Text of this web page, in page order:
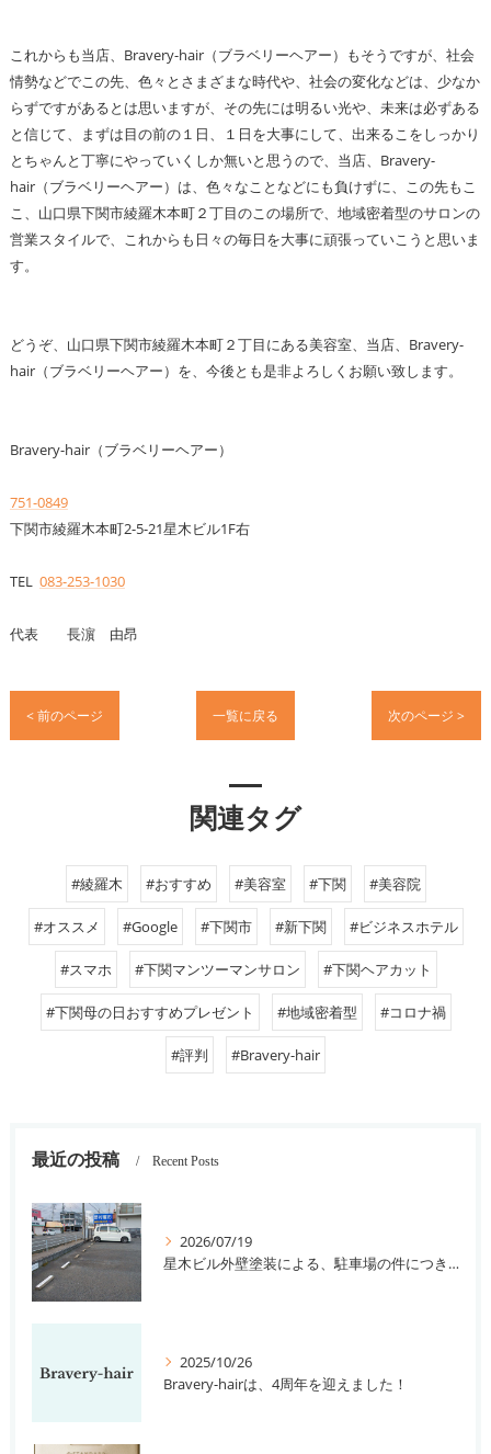
これからも当店、Bravery-hair（ブラベリーヘアー）もそうですが、社会
情勢などでこの先、色々とさまざまな時代や、社会の変化などは、少なか
らずですがあるとは思いますが、その先には明るい光や、未来は必ずある
と信じて、まずは目の前の１日、１日を大事にして、出来るこをしっかり
とちゃんと丁寧にやっていくしか無いと思うので、当店、Bravery-
hair（ブラベリーヘアー）は、色々なことなどにも負けずに、この先もこ
こ、山口県下関市綾羅木本町２丁目のこの場所で、地域密着型のサロンの
営業スタイルで、これからも日々の毎日を大事に頑張っていこうと思いま
す。
どうぞ、山口県下関市綾羅木本町２丁目にある美容室、当店、Bravery-
hair（ブラベリーヘアー）を、今後とも是非よろしくお願い致します。
Bravery-hair（ブラベリーヘアー）
751-0849
下関市綾羅木本町2-5-21星木ビル1F右
TEL 083-253-1030
代表 長濵 由昂
< 前のページ 一覧に戻る 次のページ >
関連タグ
#綾羅木 #おすすめ #美容室 #下関 #美容院
#オススメ #Google #下関市 #新下関 #ビジネスホテル
#スマホ #下関マンツーマンサロン #下関ヘアカット
#下関母の日おすすめプレゼント #地域密着型 #コロナ禍
#評判 #Bravery-hair
最近の投稿 Recent Posts
2026/07/19
星木ビル外壁塗装による、駐車場の件につきまして。
2025/10/26
Bravery-hairは、4周年を迎えました！